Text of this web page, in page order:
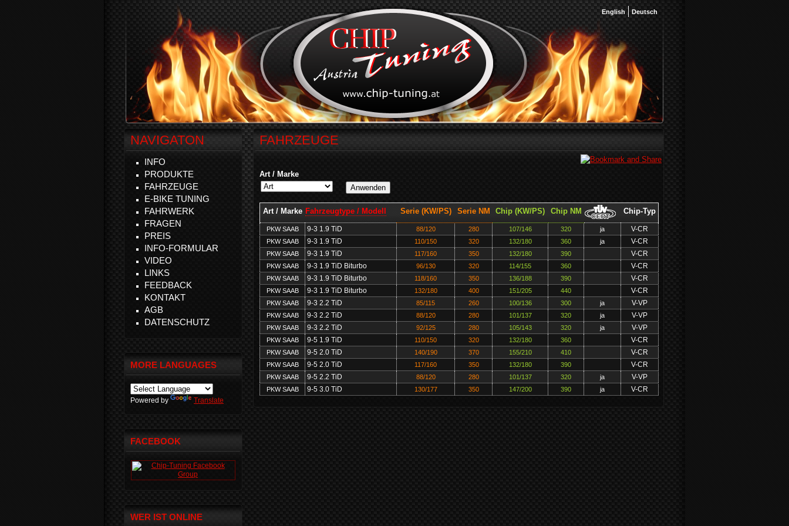
English Deutsch
FAHRZEUGE
Art / Marke
Art / Marke Fahrzeugtype / Modell Serie (KW/PS) Serie NM Chip (KW/PS) Chip NM Chip-Typ
PKW SAAB 9-3 1.9 TiD 88/120 280 107/146 320 ja V-CR
PKW SAAB 9-3 1.9 TiD 110/150 320 132/180 360 ja V-CR
PKW SAAB 9-3 1.9 TiD 117/160 350 132/180 390 V-CR
PKW SAAB 9-3 1.9 TiD Biturbo 96/130 320 114/155 360 V-CR
PKW SAAB 9-3 1.9 TiD Biturbo 118/160 350 136/188 390 V-CR
PKW SAAB 9-3 1.9 TiD Biturbo 132/180 400 151/205 440 V-CR
PKW SAAB 9-3 2.2 TiD 85/115 260 100/136 300 ja V-VP
PKW SAAB 9-3 2.2 TiD 88/120 280 101/137 320 ja V-VP
PKW SAAB 9-3 2.2 TiD 92/125 280 105/143 320 ja V-VP
PKW SAAB 9-5 1.9 TiD 110/150 320 132/180 360 V-CR
PKW SAAB 9-5 2.0 TiD 140/190 370 155/210 410 V-CR
PKW SAAB 9-5 2.0 TiD 117/160 350 132/180 390 V-CR
PKW SAAB 9-5 2.2 TiD 88/120 280 101/137 320 ja V-VP
PKW SAAB 9-5 3.0 TiD 130/177 350 147/200 390 ja V-CR
NAVIGATON
INFO
PRODUKTE
FAHRZEUGE
E-BIKE TUNING
FAHRWERK
FRAGEN
PREIS
INFO-FORMULAR
VIDEO
LINKS
FEEDBACK
KONTAKT
AGB
DATENSCHUTZ
MORE LANGUAGES
Powered by Translate
FACEBOOK
WER IST ONLINE